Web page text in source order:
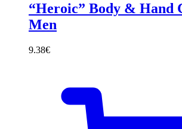
“Heroic” Body & Hand
Men
9.38€